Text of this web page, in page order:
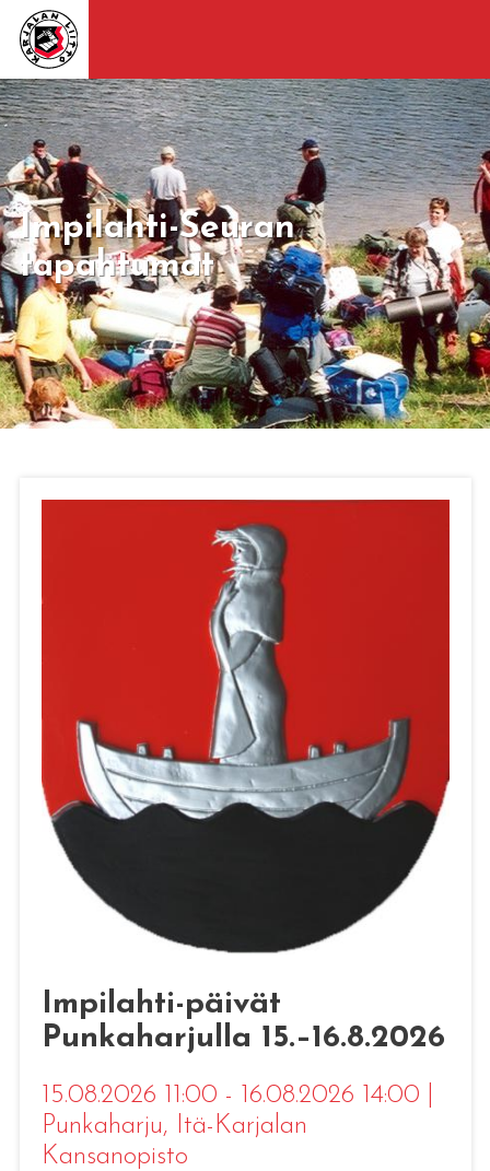
Impilahti-Seuran
tapahtumat
Impilahti-päivät
Punkaharjulla 15.–16.8.2026
15.08.2026 11:00 - 16.08.2026 14:00
Punkaharju, Itä-Karjalan
Kansanopisto